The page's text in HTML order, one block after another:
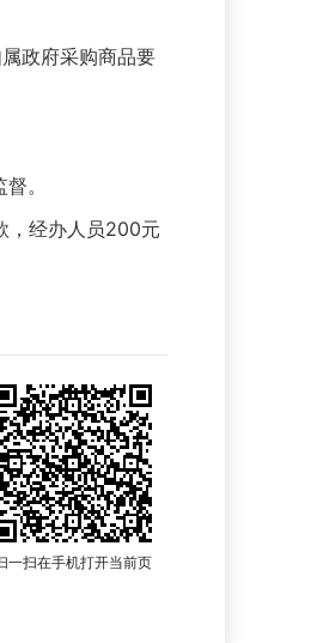
政府采购商品要
。
，经办人员200元
一扫在手机打开当前页